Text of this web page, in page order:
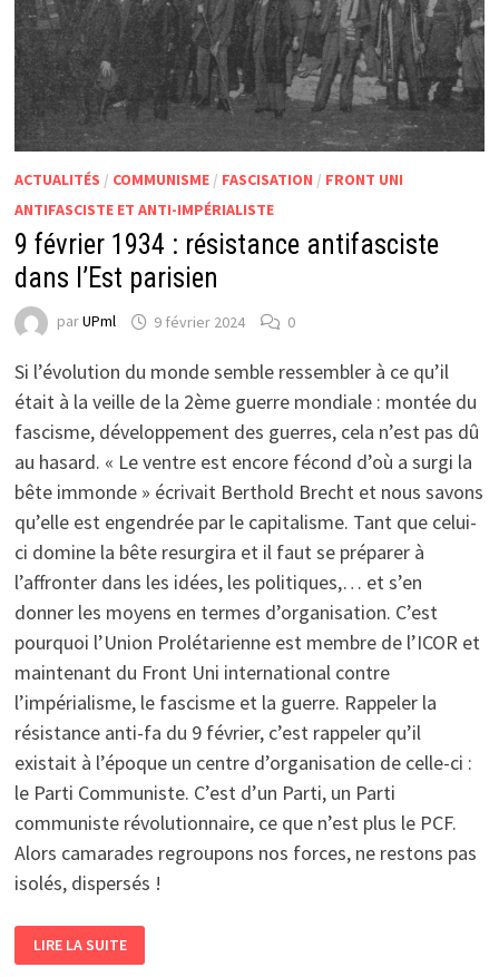
ACTUALITÉS / COMMUNISME/ FASCISATION / FRONT UNI
ANTIFASCISTE ET ANTI-IMPÉRIALISTE
9 février 1934 : résistance antifasciste
dans l’Est parisien
parUPml 9 février 2024 0
Si l’évolution du monde semble ressembler à ce qu’il
était à la veille de la 2ème guerre mondiale : montée du
fascisme, développement des guerres, cela n’est pas dû
au hasard. « Le ventre est encore fécond d’où a surgi la
bête immonde » écrivait Berthold Brecht et nous savons
qu’elle est engendrée par le capitalisme. Tant que celui-
ci domine la bête resurgira et il faut se préparer à
l’affronter dans les idées, les politiques,… et s’en
donner les moyens en termes d’organisation. C’est
pourquoi l’Union Prolétarienne est membre de l’ICOR et
maintenant du Front Uni international contre
l’impérialisme, le fascisme et la guerre. Rappeler la
résistance anti-fa du 9 février, c’est rappeler qu’il
existait à l’époque un centre d’organisation de celle-ci :
le Parti Communiste. C’est d’un Parti, un Parti
communiste révolutionnaire, ce que n’est plus le PCF.
Alors camarades regroupons nos forces, ne restons pas
isolés, dispersés !
FÉVRIER
1934
LIRE LA SUITE